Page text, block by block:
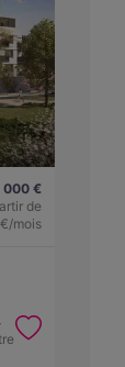
000 €
de
mois